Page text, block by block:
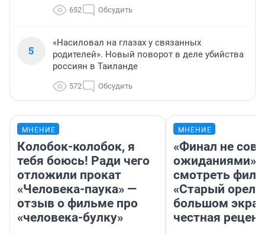
652 Обсудить
5
«Насиловал на глазах у связанных
родителей». Новый поворот в деле убийства
россиян в Таиланде
572 Обсудить
МНЕНИЕ
Колобок-колобок, я
тебя боюсь! Ради чего
отложили прокат
«Человека-паука» —
отзыв о фильме про
«человека-булку»
МНЕНИЕ
«Финал не
ожиданиями»:
смотреть
«Старый орел»
большом
честная